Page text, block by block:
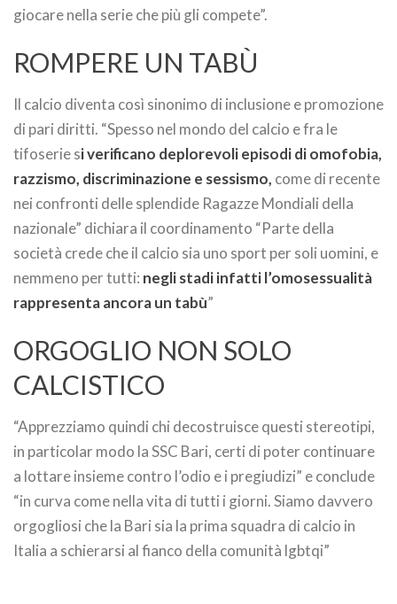
giocare nella serie che più gli compete”.
ROMPERE UN TABÙ
Il calcio diventa così sinonimo di inclusione e promozione
di pari diritti. “Spesso nel mondo del calcio e fra le
tifoserie si verificano deplorevoli episodi di omofobia,
razzismo, discriminazione e sessismo, come di recente
nei confronti delle splendide Ragazze Mondiali della
nazionale” dichiara il coordinamento “Parte della
società crede che il calcio sia uno sport per soli uomini, e
nemmeno per tutti: negli stadi infatti l’omosessualità
rappresenta ancora un tabù”
ORGOGLIO NON SOLO
CALCISTICO
“Apprezziamo quindi chi decostruisce questi stereotipi,
in particolar modo la SSC Bari, certi di poter continuare
a lottare insieme contro l’odio e i pregiudizi” e conclude
“in curva come nella vita di tutti i giorni. Siamo davvero
orgogliosi che la Bari sia la prima squadra di calcio in
Italia a schierarsi al fianco della comunità lgbtqi”